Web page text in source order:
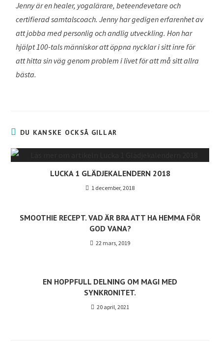
Jenny är en healer, yogalärare, beteendevetare och
certifierad samtalscoach. Jenny har gedigen erfarenhet av
att jobba med personlig och andlig utveckling. Hon har
hjälpt 100-tals människor att öppna nycklar i sitt inre för
att hitta sin väg genom problem i livet för att må sitt allra
bästa.
DU KANSKE OCKSÅ GILLAR
LUCKA 1 GLÄDJEKALENDERN 2018
1 december, 2018
SMOOTHIE RECEPT. VAD ÄR BRA ATT HA HEMMA FÖR
GOD VANA?
22 mars, 2019
EN HOPPFULL DELNING OM MAGI MED
SYNKRONITET.
20 april, 2021